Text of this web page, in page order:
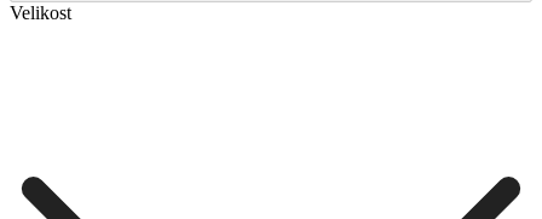
Velikost